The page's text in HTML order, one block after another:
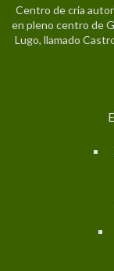
Centro de cría
en pleno centro de
Lugo, llamado